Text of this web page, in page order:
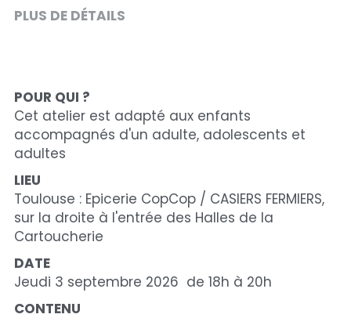
PLUS DE DÉTAILS
POUR QUI ?
Cet atelier est adapté aux enfants
accompagnés d'un adulte, adolescents et
adultes
LIEU
Toulouse : Epicerie CopCop / CASIERS FERMIERS,
sur la droite à l'entrée des Halles de la
Cartoucherie
DATE
Jeudi 3 septembre 2026  de 18h à 20h
CONTENU